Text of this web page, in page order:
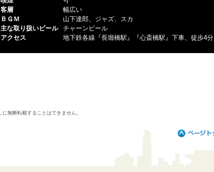
客層
幅広い
ＢＧＭ
山下達郎、ジャズ、スカ
主な取り扱いビール
チャーンビール
アクセス
地下鉄各線『長堀橋駅』『心斎橋駅』下車、徒歩4分
無断転載することはできません。